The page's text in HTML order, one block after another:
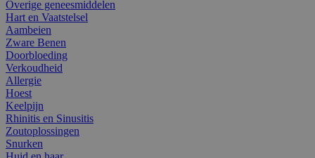
Overige geneesmiddelen
Hart en Vaatstelsel
Aambeien
Zware Benen
Doorbloeding
Verkoudheid
Allergie
Hoest
Keelpijn
Rhinitis en Sinusitis
Zoutoplossingen
Snurken